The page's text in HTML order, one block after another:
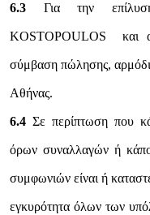
6.3 Για την
KOSTOPOULOS και
σύμβαση πώλησης,
Αθήνας.
6.4 Σε περίπτωση που
όρων συναλλαγών ή
συμφωνιών είναι ή
εγκυρότητα όλων των